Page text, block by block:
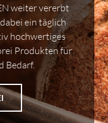
weiter vererbt
ein täglich
hochwertiges
Produkten für
Bedarf.